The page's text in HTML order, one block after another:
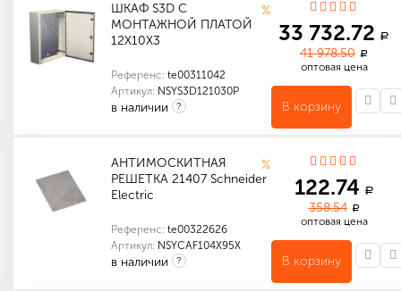
ШКАФ S3D С
МОНТАЖНОЙ ПЛАТОЙ
12Х10Х3
Референс: te00311042
Артикул: NSYS3D121030P
в наличии ?
%
33 732.72 a
41 978.50 a
оптовая цена
В корзину
АНТИМОСКИТНАЯ
РЕШЕТКА 21407 Schneider
Electric
Референс: te00322626
Артикул: NSYCAF104X95X
в наличии ?
%
122.74 a
358.54 a
оптовая цена
В корзину